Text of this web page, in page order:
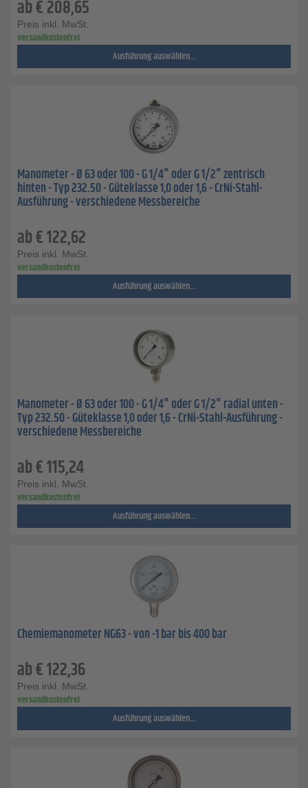
ab€208,65
Preis inkl. MwSt.
versandkostenfrei
Ausführung auswählen...
Manometer - Ø 63 oder 100 - G 1/4" oder G 1/2" zentrisch
hinten - Typ 232.50 - Güteklasse 1,0 oder 1,6 - CrNi-Stahl-
Ausführung - verschiedene Messbereiche
ab€122,62
Preis inkl. MwSt.
versandkostenfrei
Ausführung auswählen...
Manometer - Ø 63 oder 100 - G 1/4" oder G 1/2" radial unten -
Typ 232.50 - Güteklasse 1,0 oder 1,6 - CrNi-Stahl-Ausführung -
verschiedene Messbereiche
ab€115,24
Preis inkl. MwSt.
versandkostenfrei
Ausführung auswählen...
Chemiemanometer NG63 - von -1 bar bis 400 bar
ab€122,36
Preis inkl. MwSt.
versandkostenfrei
Ausführung auswählen...